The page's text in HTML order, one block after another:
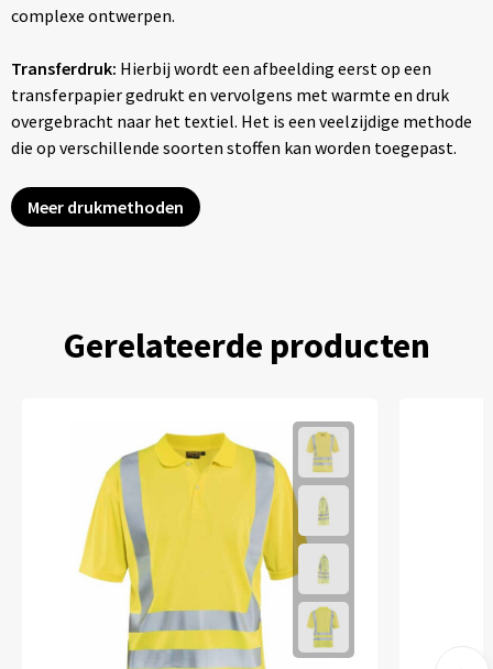
complexe ontwerpen.
Transferdruk: Hierbij wordt een afbeelding eerst op een
transferpapier gedrukt en vervolgens met warmte en druk
overgebracht naar het textiel. Het is een veelzijdige methode
die op verschillende soorten stoffen kan worden toegepast.
Meer drukmethoden
Gerelateerde producten